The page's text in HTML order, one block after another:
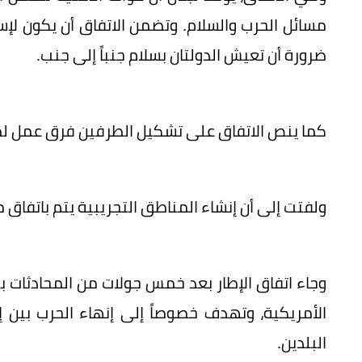
مسائل الحرب والسلام. وتضمن الاتفاق أن يكون
ضرورة أن تعيش الدولتان بسلام جنباً إلى جنب.
كما ينص الاتفاق على تشكيل الطرفين فرق عمل
ولفتت إلى أن إنشاء المناطق التجريبية يتم
وجاء اتفاق الإطار بعد خمس جولات من المحادثات
الأمريكية، وتهدف خصوصاً إلى إنهاء الحرب بين
البلدين.